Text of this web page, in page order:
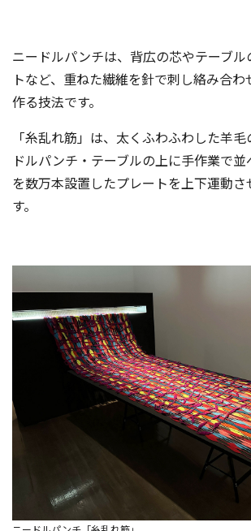
ニードルパンチは、背広の芯やテーブ
トなど、重ねた繊維を針で刺し絡み合
作る技法です。
「糸乱れ筋」は、太くふわふわした羊
ドルパンチ・テーブルの上に手作業で
を数万本設置したプレートを上下運動さ
す。